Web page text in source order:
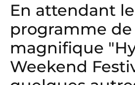
En attendant le
programme de
magnifique
Weekend